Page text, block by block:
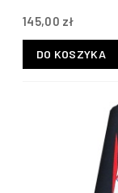
145,00 zł
DO KOSZYKA